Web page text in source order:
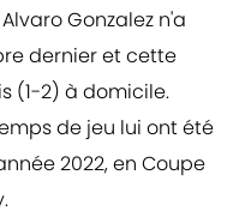
Gonzalez n'a
dernier et cette
(1-2) à domicile.
de jeu lui ont été
2022, en Coupe